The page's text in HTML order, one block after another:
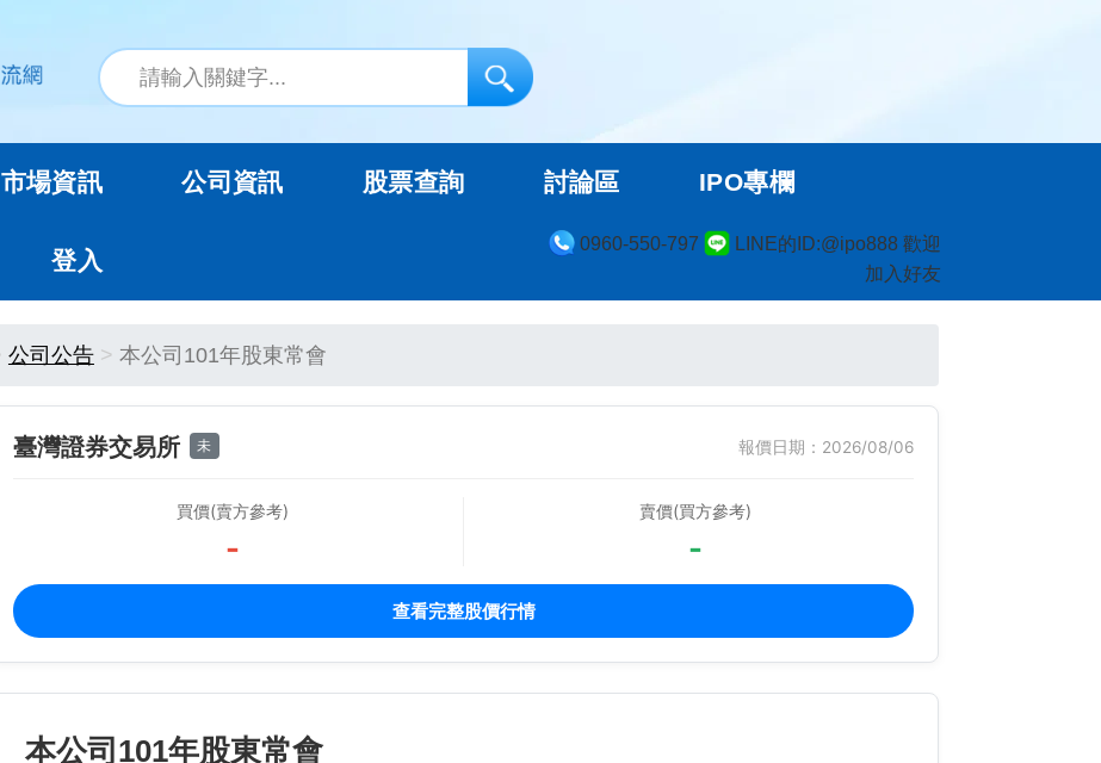
0960-550-797
LINE的ID:@ipo888 歡迎
加入好友
市場資訊 公司資訊 股票查詢 討論區 IPO專欄
登入
公司公告 本公司101年股東常會
臺灣證券交易所 未 報價日期：2026/08/06
買價(賣方參考)
-
賣價(買方參考)
-
查看完整股價行情
本公司101年股東常會